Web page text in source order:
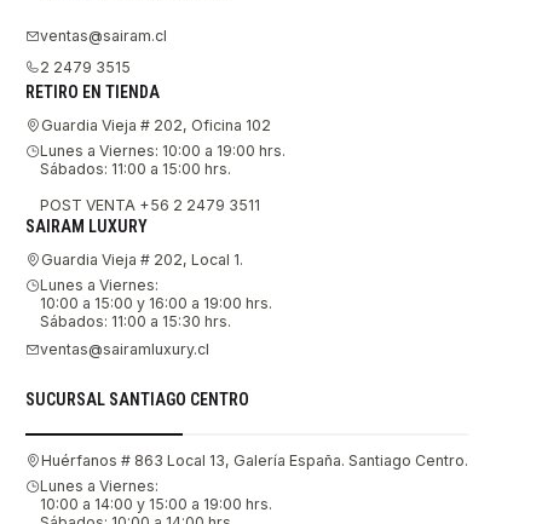
ventas@sairam.cl
2 2479 3515
RETIRO EN TIENDA
Guardia Vieja # 202, Oficina 102
Lunes a Viernes: 10:00 a 19:00 hrs.
Sábados: 11:00 a 15:00 hrs.
POST VENTA +56 2 2479 3511
SAIRAM LUXURY
Guardia Vieja # 202, Local 1.
Lunes a Viernes:
10:00 a 15:00 y 16:00 a 19:00 hrs.
Sábados: 11:00 a 15:30 hrs.
ventas@sairamluxury.cl
SUCURSAL SANTIAGO CENTRO
Huérfanos # 863 Local 13, Galería España. Santiago Centro.
Lunes a Viernes:
10:00 a 14:00 y 15:00 a 19:00 hrs.